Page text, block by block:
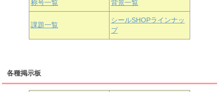
浦の星女学院3年生
黒澤ダイヤ
中須かすみ 天王寺璃奈
称号一覧 背景一覧
課題一覧
シールSHOPラインナッ
プ
各種掲示板